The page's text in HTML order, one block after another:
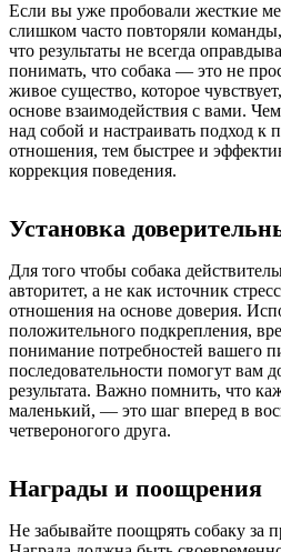
Если вы уже пробовали жесткие
слишком часто повторяли
что результаты не всегда
понимать, что собака — это не
живое существо, которое
основе взаимодействия с вами.
над собой и настраивать подход к
отношения, тем быстрее и
коррекция поведения.
Установка
Для того чтобы собака
авторитет, а не как источник
отношения на основе доверия.
положительного подкрепления,
понимание потребностей вашего
последовательности помогут вам
результата. Важно помнить, что
маленький, — это шаг вперед в
четвероногого друга.
Награды и поощрения
Не забывайте поощрять собаку за